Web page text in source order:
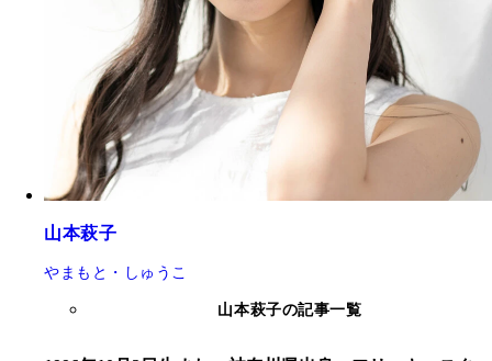
山本萩子
やまもと・しゅうこ
山本萩子の記事一覧